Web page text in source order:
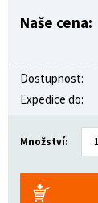
Naše cena:
Dostupnost:
Expedice do:
Množství: